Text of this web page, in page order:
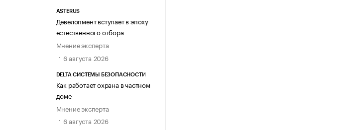
ASTERUS
Девелопмент вступает в эпоху
естественного отбора
Мнение эксперта
6 августа 2026
DELTA СИСТЕМЫ БЕЗОПАСНОСТИ
Как работает охрана в частном
доме
Мнение эксперта
6 августа 2026